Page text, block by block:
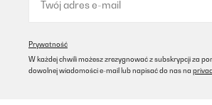
Die Brotdose wird bei uns geliebt, gute
Prywatność
W każdej chwili możesz zrezygnować z subskrypcji za
dowolnej wiadomości e-mail lub napisać do nas na